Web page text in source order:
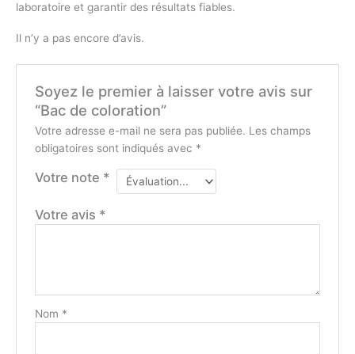
laboratoire et garantir des résultats fiables.
Il n’y a pas encore d’avis.
Soyez le premier à laisser votre avis sur
“Bac de coloration”
Votre adresse e-mail ne sera pas publiée. Les champs
obligatoires sont indiqués avec *
Votre note *
Votre avis *
Nom *